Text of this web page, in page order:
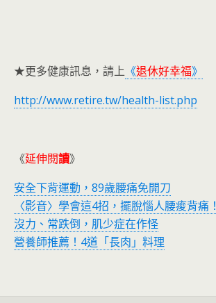
★更多健康訊息，請上 《退休好幸福》
http://www.retire.tw/health-list.php
《延伸閱讀》
安全下背運動，89歲腰痛免開刀
〈影音〉學會這4招，擺脫惱人腰痠背痛！
沒力、常跌倒，肌少症在作怪
營養師推薦！4道「長肉」料理